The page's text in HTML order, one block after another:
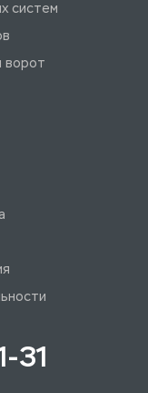
систем
ворот
31